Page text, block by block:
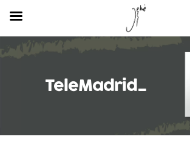
TeleMadrid_